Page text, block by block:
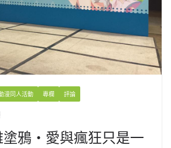
漫同人活動 專欄 評論
塗鴉‧愛與瘋狂只是一